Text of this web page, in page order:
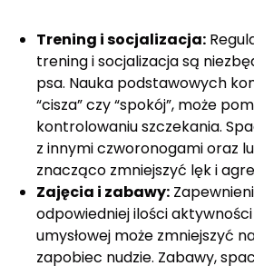
Trening i socjalizacja:
trening i socjalizacja są
psa. Nauka podstawowych
“cisza” czy “spokój”, może
kontrolowaniu szczekania.
z innymi czworonogami oraz
znacząco zmniejszyć lęk i
Zajęcia i zabawy:
odpowiedniej ilości
umysłowej może zmniejszyć
zapobiec nudzie. Zabawy,